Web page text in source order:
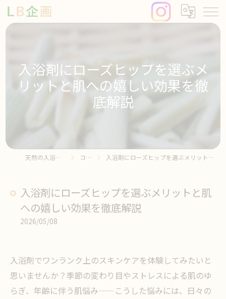
入浴剤にローズヒップを選ぶメ
リットと肌への嬉しい効果を徹
底解説
天然の入浴剤ならLB企画 コラム 入浴剤にローズヒップを選ぶメリットと肌への嬉しい効果を徹底解説
入浴剤にローズヒップを選ぶメリットと肌
への嬉しい効果を徹底解説
2026/05/08
入浴剤でワンランク上のスキンケアを体験してみたいと
思いませんか？季節の変わり目やストレスによる肌のゆ
らぎ、年齢に伴う肌悩み——こうした悩みには、日々の